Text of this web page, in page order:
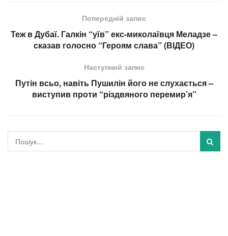
Попередній запис
Теж в Дубаї. Галкін “уїв” екс-миколаївця Меладзе –
сказав голосно “Героям слава” (ВІДЕО)
Наступний запис
Путін всьо, навіть Пушилін його не слухається –
виступив проти “різдвяного перемир’я”